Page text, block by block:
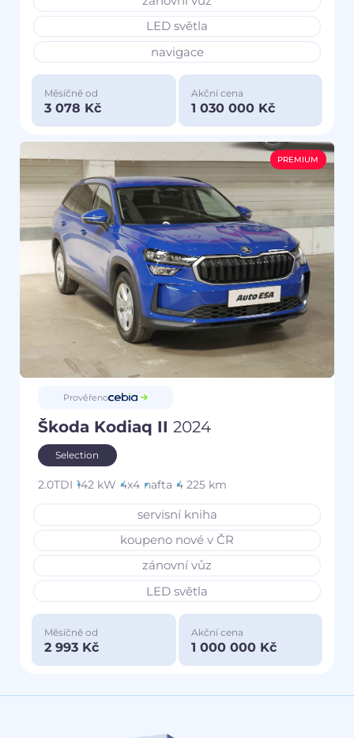
LED světla
navigace
Měsíčně od
3 078 Kč
Akční cena
1 030 000 Kč
PREMIUM
Prověřeno
Škoda Kodiaq II 2024
Selection
2.0TDI 142 kW 4x4 nafta 4 225 km
servisní kniha
koupeno nové v ČR
zánovní vůz
LED světla
Měsíčně od
2 993 Kč
Akční cena
1 000 000 Kč